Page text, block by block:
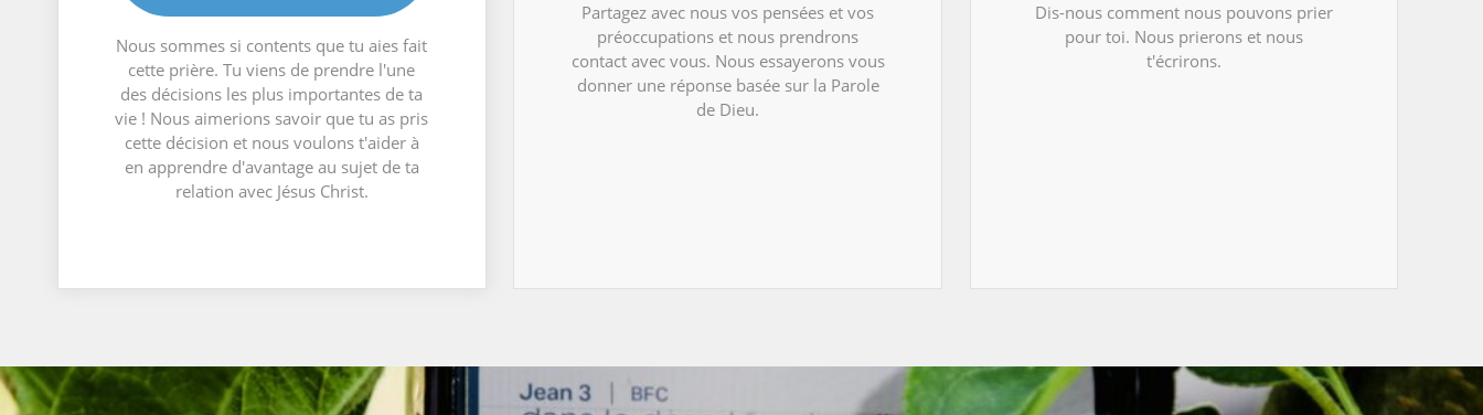
Nous sommes si contents que tu aies fait
cette prière. Tu viens de prendre l'une
des décisions les plus importantes de ta
vie ! Nous aimerions savoir que tu as pris
cette décision et nous voulons t'aider à
en apprendre d'avantage au sujet de ta
relation avec Jésus Christ.
Partagez avec nous vos pensées et vos
préoccupations et nous prendrons
contact avec vous. Nous essayerons vous
donner une réponse basée sur la Parole
de Dieu.
Dis-nous comment nous pouvons prier
pour toi. Nous prierons et nous
t'écrirons.